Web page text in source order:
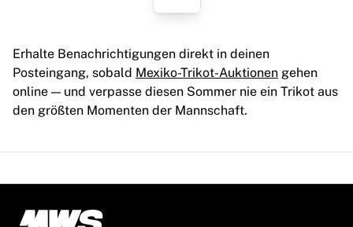
Erhalte Benachrichtigungen direkt in deinen
Posteingang, sobald Mexiko-Trikot-Auktionen gehen
online — und verpasse diesen Sommer nie ein Trikot aus
den größten Momenten der Mannschaft.